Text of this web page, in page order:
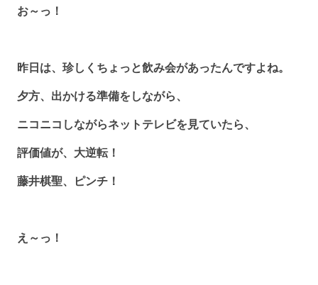
お～っ！
昨日は、珍しくちょっと飲み会があったんですよね。
夕方、出かける準備をしながら、
ニコニコしながらネットテレビを見ていたら、
評価値が、大逆転！
藤井棋聖、ピンチ！
え～っ！